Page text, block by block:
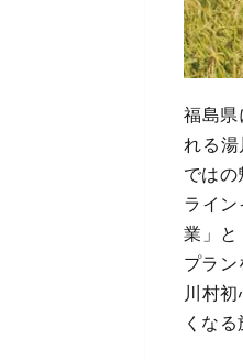
福島県
れる
ではの
ライ
業」と
プラン
川村
くな